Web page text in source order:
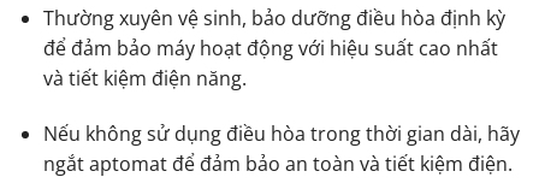
Thường xuyên vệ sinh, bảo dưỡng điều hòa định kỳ
để đảm bảo máy hoạt động với hiệu suất cao nhất
và tiết kiệm điện năng.
Nếu không sử dụng điều hòa trong thời gian dài, hãy
ngắt aptomat để đảm bảo an toàn và tiết kiệm điện.